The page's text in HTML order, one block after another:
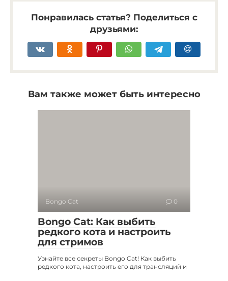
Понравилась статья? Поделиться с
друзьями:
Вам также может быть интересно
Bongo Cat 0
Bongo Cat: Как выбить
редкого кота и настроить
для стримов
Узнайте все секреты Bongo Cat! Как выбить
редкого кота, настроить его для трансляций и